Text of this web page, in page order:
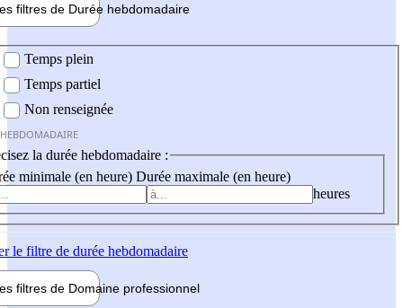
filtres de Durée hebdomadaire
Temps plein
Temps partiel
Non renseignée
la durée hebdomadaire :
minimale (en heure) Durée maximale (en heure)
heures
le filtre de durée hebdomadaire
filtres de Domaine professionnel